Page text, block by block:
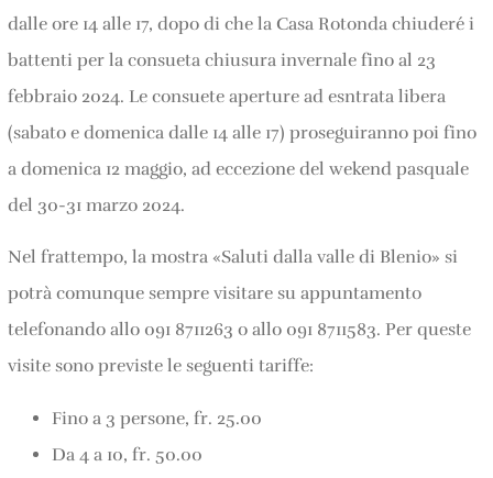
dalle ore 14 alle 17, dopo di che la Casa Rotonda chiuderé i
battenti per la consueta chiusura invernale fino al 23
febbraio 2024. Le consuete aperture ad esntrata libera
(sabato e domenica dalle 14 alle 17) proseguiranno poi fino
a domenica 12 maggio, ad eccezione del wekend pasquale
del 30-31 marzo 2024.
Nel frattempo, la mostra «Saluti dalla valle di Blenio» si
potrà comunque sempre visitare su appuntamento
telefonando allo 091 8711263 o allo 091 8711583. Per queste
visite sono previste le seguenti tariffe:
Fino a 3 persone, fr. 25.00
Da 4 a 10, fr. 50.00